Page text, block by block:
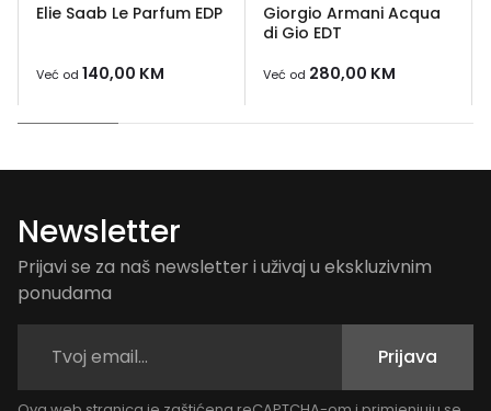
Elie Saab Le Parfum EDP
Već od 140,00 KM
Giorgio Armani Acqua
di Gio EDT
Već od 280,00 KM
Newsletter
Prijavi se za naš newsletter i uživaj u ekskluzivnim
ponudama
Prijava